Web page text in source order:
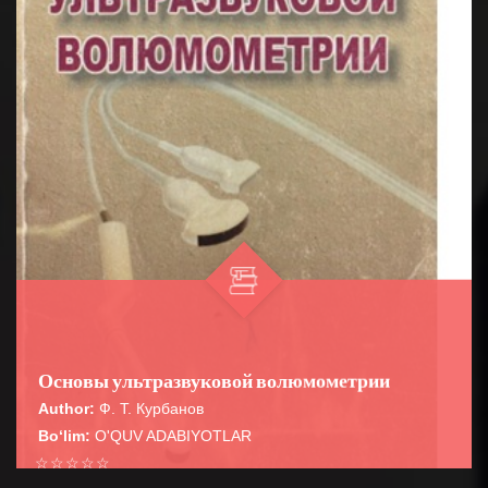
Основы ультразвуковой волюмометрии
Author: Ф. Т. Курбанов
Bo‘lim: O'QUV ADABIYOTLAR
☆
☆
☆
☆
☆